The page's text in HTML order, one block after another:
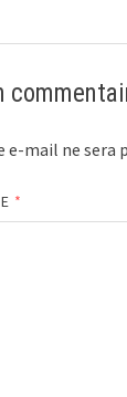
e-mail ne sera
*